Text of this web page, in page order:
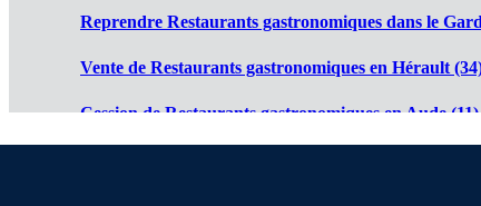
Reprendre Restaurants gastronomiques dans le
Vente de Restaurants gastronomiques en Hérault
Cession de Restaurants gastronomiques en Aude (11)